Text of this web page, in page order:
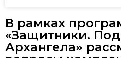
В рамках
«Защитники.
Архангела»